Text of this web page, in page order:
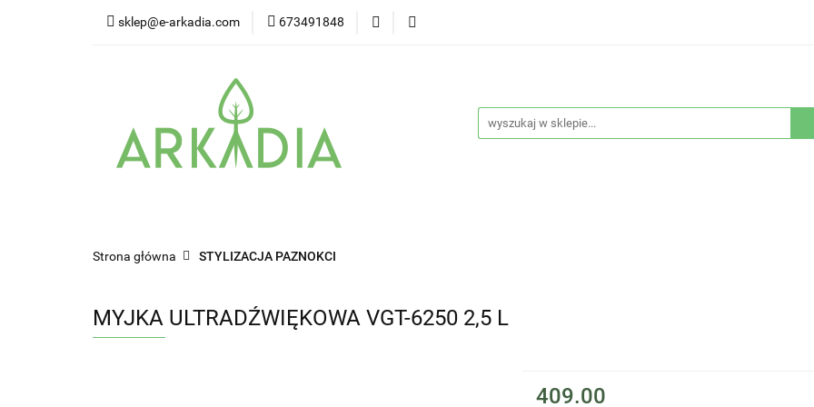
sklep@e-arkadia.com 673491848
Kategorie Producenci
Strona główna STYLIZACJA PAZNOKCI
MYJKA ULTRADŹWIĘKOWA VGT-6250 2,5 L
409.00